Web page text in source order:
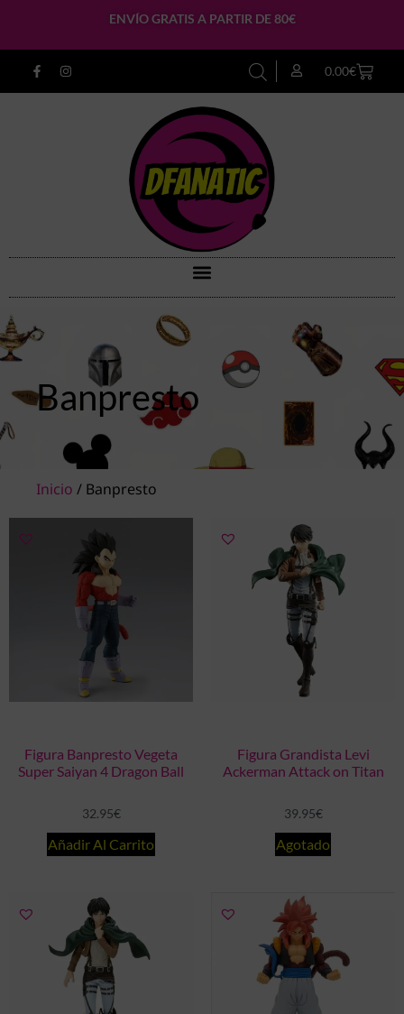
ENVÍO GRATIS A PARTIR DE 80€
0.00€
Banpresto
Inicio / Banpresto
Figura Banpresto Vegeta
Super Saiyan 4 Dragon Ball
32.95€
Añadir Al Carrito
Figura Grandista Levi
Ackerman Attack on Titan
39.95€
Agotado